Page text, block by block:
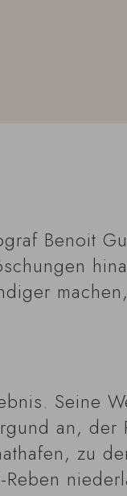
Benoit
Seine
an, der
zu